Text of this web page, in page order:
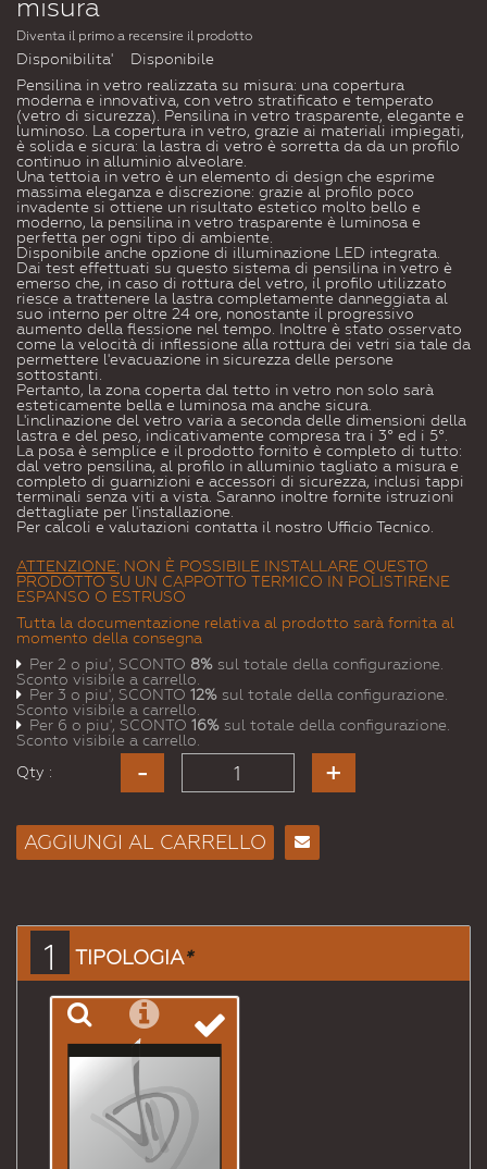
misura
Diventa il primo a recensire il prodotto
Disponibilita'
Disponibile
Pensilina in vetro realizzata su misura: una copertura
moderna e innovativa, con vetro stratificato e temperato
(vetro di sicurezza). Pensilina in vetro trasparente, elegante e
luminoso. La copertura in vetro, grazie ai materiali impiegati,
è solida e sicura: la lastra di vetro è sorretta da da un profilo
continuo in alluminio alveolare.
Una tettoia in vetro è un elemento di design che esprime
massima eleganza e discrezione: grazie al profilo poco
invadente si ottiene un risultato estetico molto bello e
moderno, la pensilina in vetro trasparente è luminosa e
perfetta per ogni tipo di ambiente.
Disponibile anche opzione di illuminazione LED integrata.
Dai test effettuati su questo sistema di pensilina in vetro è
emerso che, in caso di rottura del vetro, il profilo utilizzato
riesce a trattenere la lastra completamente danneggiata al
suo interno per oltre 24 ore, nonostante il progressivo
aumento della flessione nel tempo. Inoltre è stato osservato
come la velocità di inflessione alla rottura dei vetri sia tale da
permettere l'evacuazione in sicurezza delle persone
sottostanti.
Pertanto, la zona coperta dal tetto in vetro non solo sarà
esteticamente bella e luminosa ma anche sicura.
L'inclinazione del vetro varia a seconda delle dimensioni della
lastra e del peso, indicativamente compresa tra i 3° ed i 5°.
La posa è semplice e il prodotto fornito è completo di tutto:
dal vetro pensilina, al profilo in alluminio tagliato a misura e
completo di guarnizioni e accessori di sicurezza, inclusi tappi
terminali senza viti a vista. Saranno inoltre fornite istruzioni
dettagliate per l'installazione.
Per calcoli e valutazioni contatta il nostro Ufficio Tecnico.
ATTENZIONE: NON È POSSIBILE INSTALLARE QUESTO
PRODOTTO SU UN CAPPOTTO TERMICO IN POLISTIRENE
ESPANSO O ESTRUSO
Tutta la documentazione relativa al prodotto sarà fornita al
momento della consegna
Per 2 o piu', SCONTO 8% sul totale della configurazione.
Sconto visibile a carrello.
Per 3 o piu', SCONTO 12% sul totale della configurazione.
Sconto visibile a carrello.
Per 6 o piu', SCONTO 16% sul totale della configurazione.
Sconto visibile a carrello.
Qty :
AGGIUNGI AL CARRELLO
1 TIPOLOGIA*